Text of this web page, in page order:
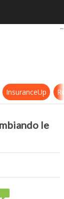
e come sta
InsuranceUp
le